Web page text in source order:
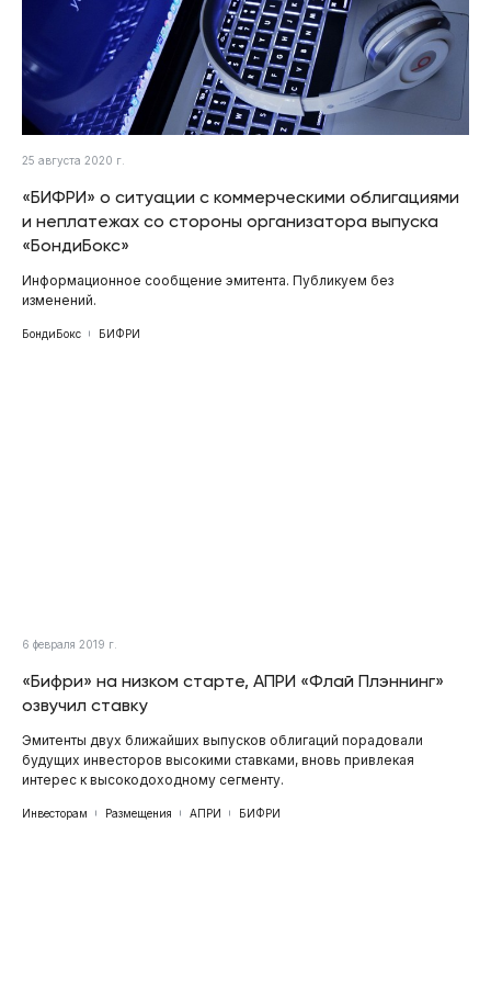
25 августа 2020 г.
«БИФРИ» о ситуации с коммерческими облигациями
и неплатежах со стороны организатора выпуска
«БондиБокс»
Информационное сообщение эмитента. Публикуем без
изменений.
БондиБокс БИФРИ
6 февраля 2019 г.
«Бифри» на низком старте, АПРИ «Флай Плэннинг»
озвучил ставку
Эмитенты двух ближайших выпусков облигаций порадовали
будущих инвесторов высокими ставками, вновь привлекая
интерес к высокодоходному сегменту.
Инвесторам Размещения АПРИ БИФРИ